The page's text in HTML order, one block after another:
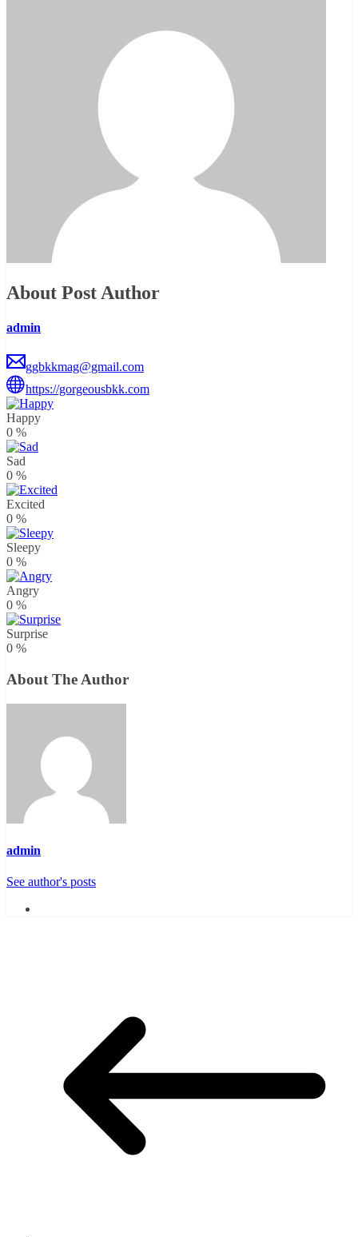
About Post Author
admin
ggbkkmag@gmail.com
https://gorgeousbkk.com
Happy
0 %
Sad
0 %
Excited
0 %
Sleepy
0 %
Angry
0 %
Surprise
0 %
About The Author
admin
See author's posts